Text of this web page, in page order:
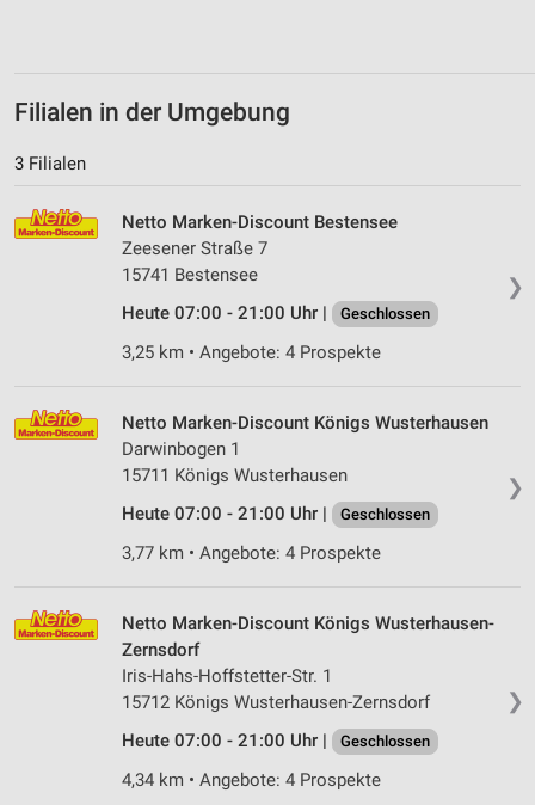
Filialen in der Umgebung
3 Filialen
❯
Netto Marken-Discount Bestensee
Zeesener Straße 7
15741 Bestensee
Heute 07:00 - 21:00 Uhr |
Geschlossen
3,25 km • Angebote: 4 Prospekte
❯
Netto Marken-Discount Königs Wusterhausen
Darwinbogen 1
15711 Königs Wusterhausen
Heute 07:00 - 21:00 Uhr |
Geschlossen
3,77 km • Angebote: 4 Prospekte
❯
Netto Marken-Discount Königs Wusterhausen-
Zernsdorf
Iris-Hahs-Hoffstetter-Str. 1
15712 Königs Wusterhausen-Zernsdorf
Heute 07:00 - 21:00 Uhr |
Geschlossen
4,34 km • Angebote: 4 Prospekte